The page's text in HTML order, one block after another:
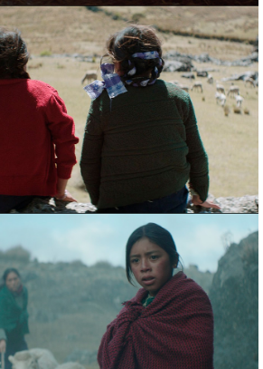
GRANDE DEL MUNDO, TOMADA DE
FILMINLATINO
GRANDE DEL MUNDO, TOMADA DE
FILMINLATINO